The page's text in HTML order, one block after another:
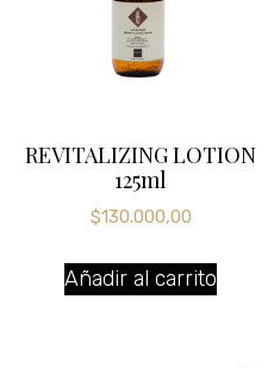
REVITALIZING LOTION
125ml
$130.000,00
Añadir al carrito